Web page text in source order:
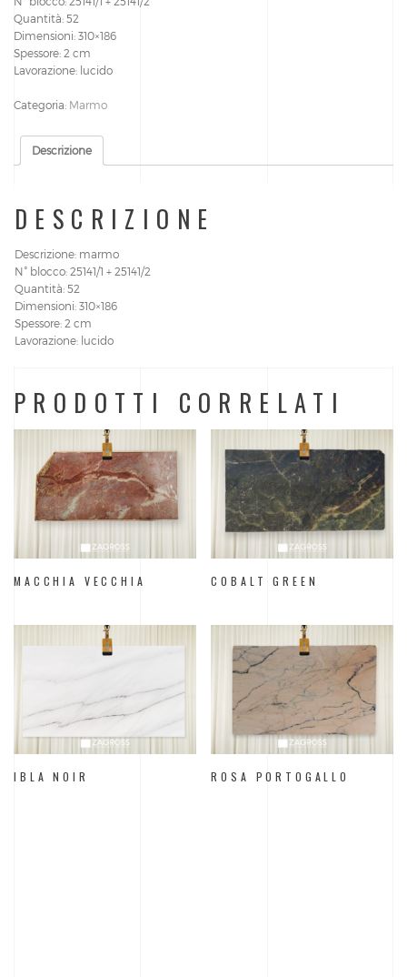
Quantità: 52
Dimensioni: 310×186
Spessore: 2 cm
Lavorazione: lucido
Categoria: Marmo
Descrizione
DESCRIZIONE
Descrizione: marmo
N° blocco: 25141/1 + 25141/2
Quantità: 52
Dimensioni: 310×186
Spessore: 2 cm
Lavorazione: lucido
PRODOTTI CORRELATI
MACCHIA VECCHIA COBALT GREEN
IBLA NOIR ROSA PORTOGALLO